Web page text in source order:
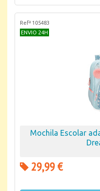
Refª 105483
ENVIO 24H
Mochila Escolar
29,99 €